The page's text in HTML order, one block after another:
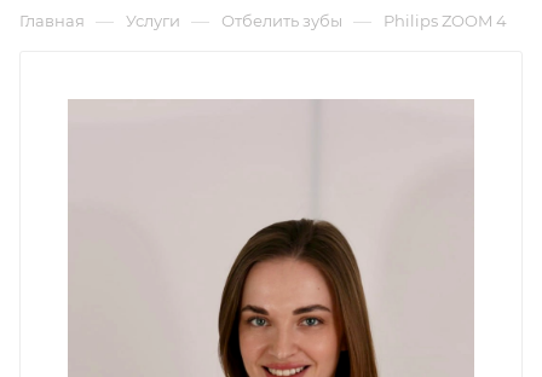
Главная — Услуги — Отбелить зубы — Philips ZOOM 4